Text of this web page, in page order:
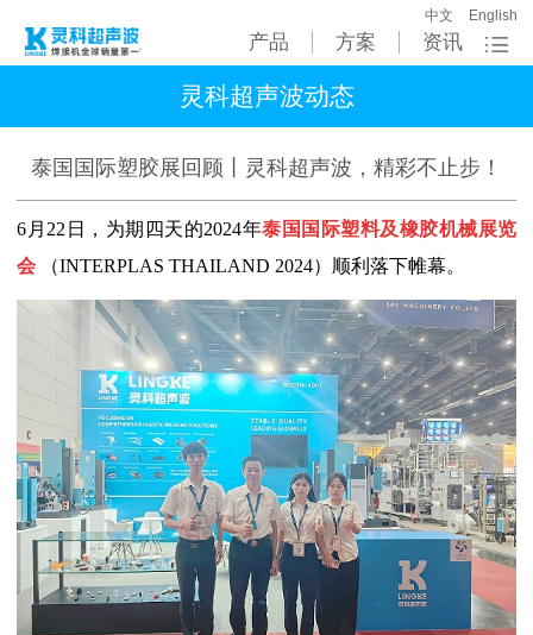
产品 方案 资讯
中文 English
灵科超声波动态
泰国国际塑胶展回顾丨灵科超声波，精彩不止步！
6月22日，为期四天的2024年泰国国际塑料及橡胶机械展览
会
（INTERPLAS THAILAND 2024）顺利落下帷幕。